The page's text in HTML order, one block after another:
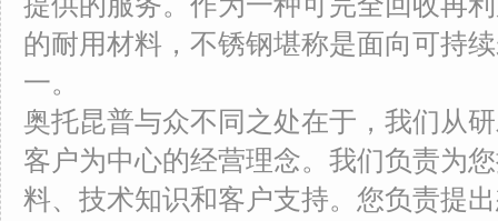
的耐用材料，不锈钢堪称是面向可持
一。
奥托昆普与众不同之处在于，我们从
客户为中心的经营理念。我们负责为
料、技术知识和客户支持。您负责提